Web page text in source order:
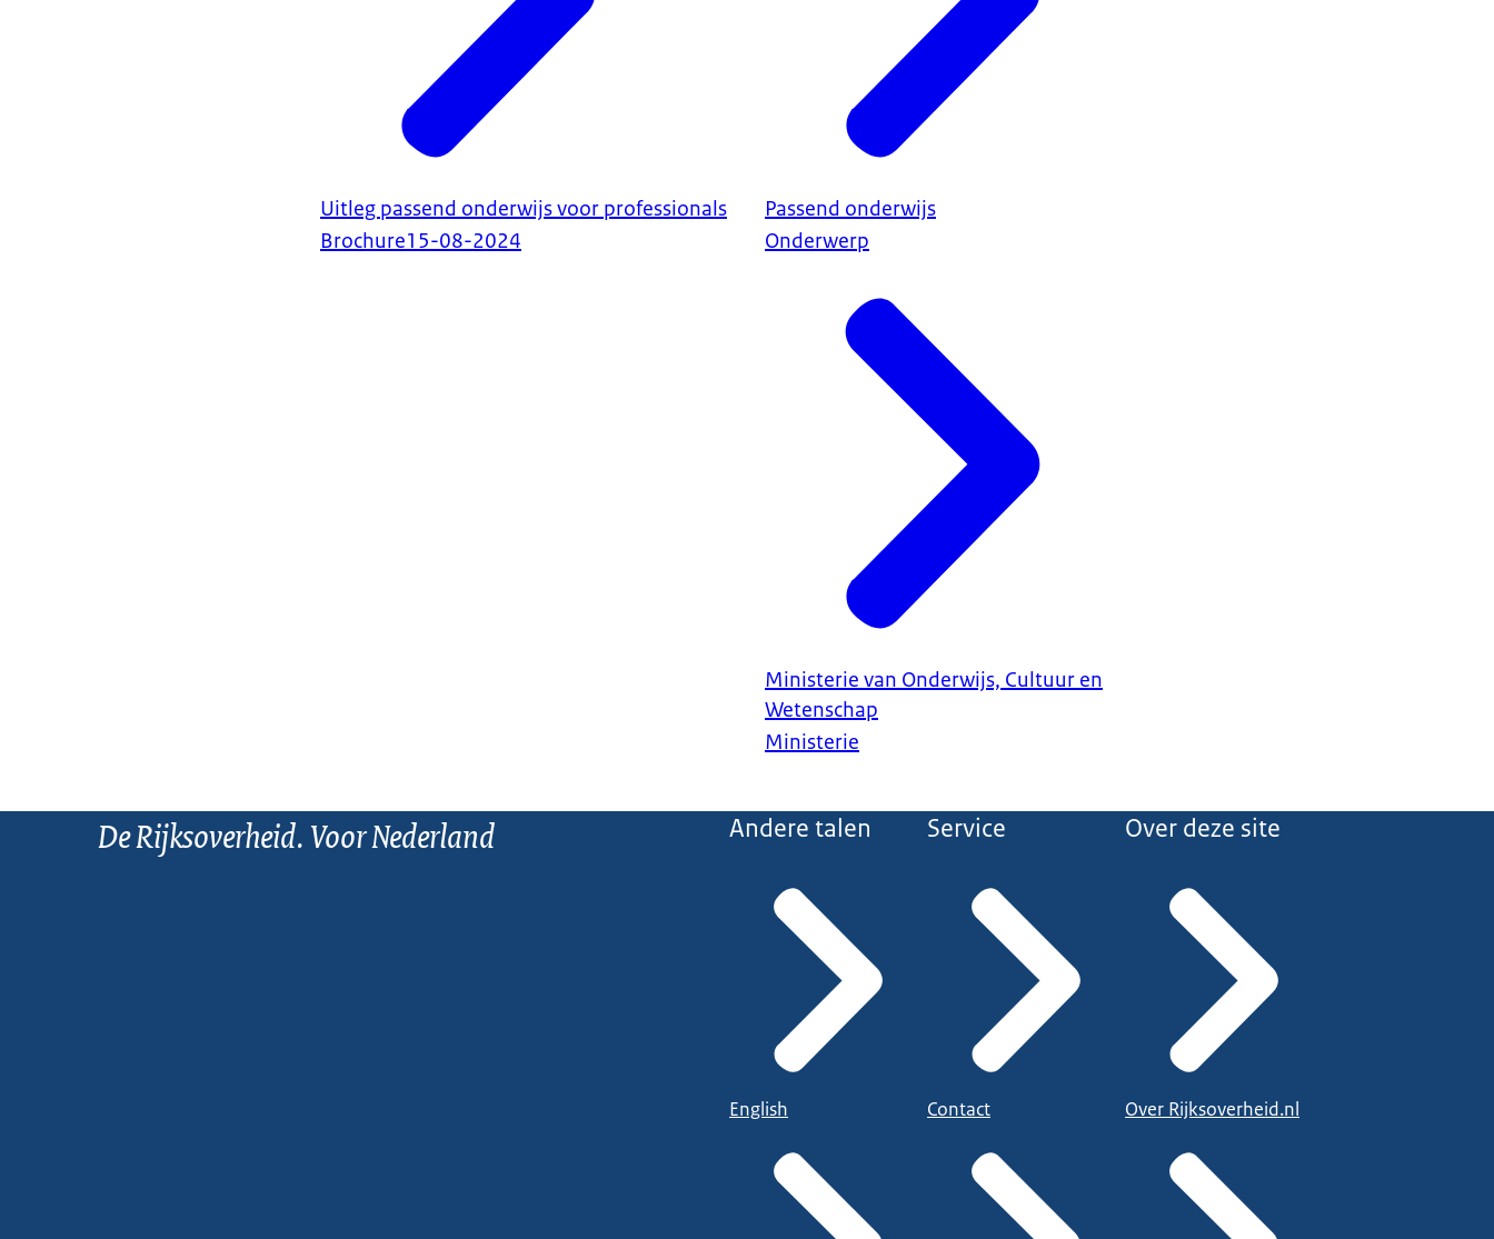
Uitleg passend onderwijs voor professionals
Brochure15-08-2024
Passend onderwijs
Onderwerp
Ministerie van Onderwijs, Cultuur en
Wetenschap
Ministerie
De Rijksoverheid. Voor Nederland Andere talen
English
Service
Contact
Over deze site
Over Rijksoverheid.nl